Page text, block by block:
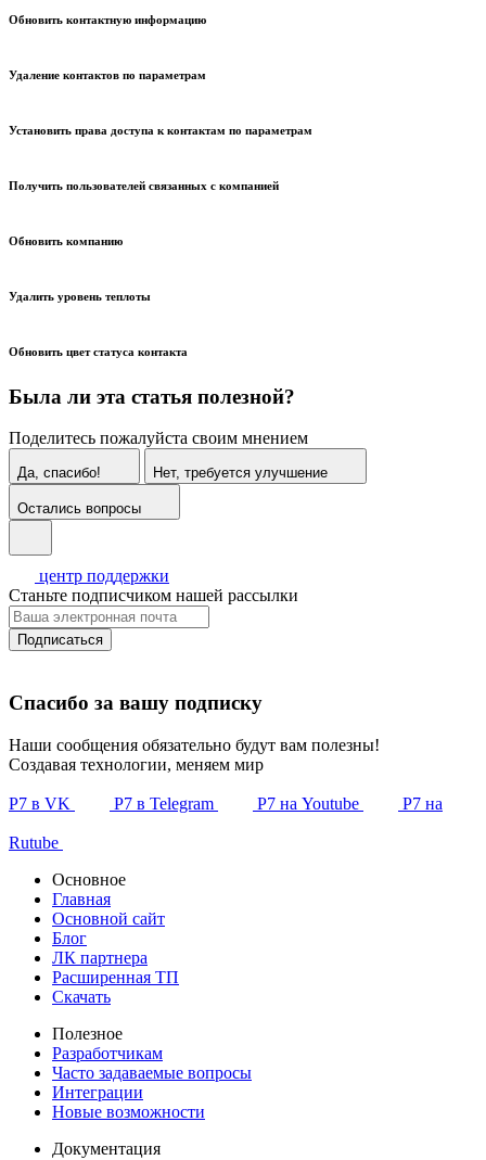
Обновить контактную информацию
Удаление контактов по параметрам
Установить права доступа к контактам по параметрам
Получить пользователей связанных с компанией
Обновить компанию
Удалить уровень теплоты
Обновить цвет статуса контакта
Была ли эта статья полезной?
Поделитесь пожалуйста своим мнением
Да, спасибо! Нет, требуется улучшение
Остались вопросы
центр поддержки
Станьте подписчиком нашей рассылки
Подписаться
Спасибо за вашу подписку
Наши сообщения обязательно будут вам полезны!
Создавая технологии, меняем мир
Р7 в VK Р7 в Telegram Р7 на Youtube Р7 на
Rutube
Основное
Главная
Основной сайт
Блог
ЛК партнера
Расширенная ТП
Скачать
Полезное
Разработчикам
Часто задаваемые вопросы
Интеграции
Новые возможности
Документация